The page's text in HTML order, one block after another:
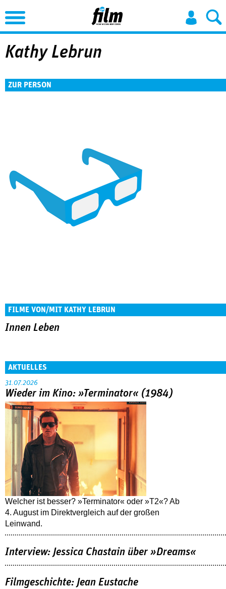
Jump to Navigation
Kathy Lebrun
ZUR PERSON
FILME VON/MIT KATHY LEBRUN
Innen Leben
AKTUELLES
31.07.2026
Wieder im Kino: »Terminator« (1984)
Welcher ist besser? »Terminator« oder »T2«? Ab
4. August im Direktvergleich auf der großen
Leinwand.
Interview: Jessica Chastain über »Dreams«
Filmgeschichte: Jean Eustache